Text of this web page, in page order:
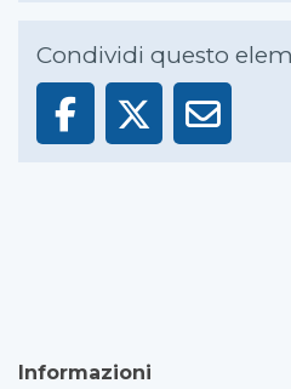
Condividi questo
Informazioni